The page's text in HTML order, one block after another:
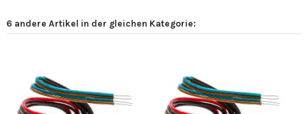
6 andere Artikel in der gleichen Kategorie: